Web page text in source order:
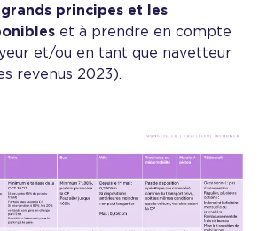
grands principes et les
et à prendre en compte
et/ou en tant que navetteur
revenus 2023).